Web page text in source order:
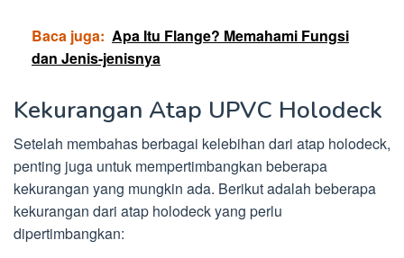
Baca juga: Apa Itu Flange? Memahami Fungsi
dan Jenis-jenisnya
Kekurangan Atap UPVC Holodeck
Setelah membahas berbagai kelebihan dari atap holodeck,
penting juga untuk mempertimbangkan beberapa
kekurangan yang mungkin ada. Berikut adalah beberapa
kekurangan dari atap holodeck yang perlu
dipertimbangkan: